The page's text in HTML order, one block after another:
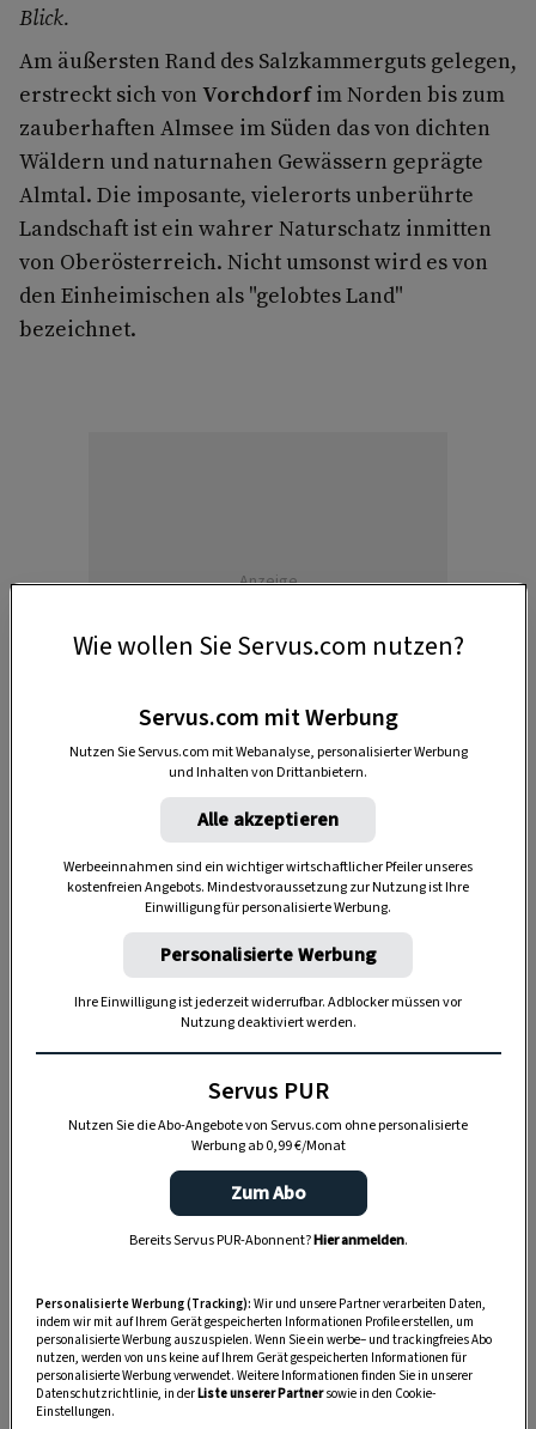
Blick.
Am äußersten Rand des Salzkammerguts gelegen,
erstreckt sich von Vorchdorfim Norden bis zum
zauberhaften Almsee im Süden das von dichten
Wäldern und naturnahen Gewässern geprägte
Almtal. Die imposante, vielerorts unberührte
Landschaft ist ein wahrer Naturschatz inmitten
von Oberösterreich. Nicht umsonst wird es von
den Einheimischen als "gelobtes Land"
bezeichnet.
Anzeige
Die Sendung bei ServusTV On streamen!
Die Sendung„Heimatleuchten“ist immerfreitags ab
auf ServusTV zu sehen. Weitere Infos und die
Sendungen zum Nachsehen gibt es
servustv.com/heimatleuchten.
„Servus Garten“ auf WhatsApp
Nutzen Sie WhatsApp auf Ihrem Handy und lieben es, auf
Wie wollen Sie Servus.com nutzen?
Servus.com mit Werbung
Nutzen Sie Servus.com mit Webanalyse, personalisierter Werbung
und Inhalten von Drittanbietern.
Alle akzeptieren
Werbeeinnahmen sind ein wichtiger wirtschaftlicher Pfeiler unseres
kostenfreien Angebots. Mindestvoraussetzung zur Nutzung ist Ihre
Einwilligung für personalisierte Werbung.
Personalisierte Werbung
Ihre Einwilligung ist jederzeit widerrufbar. Adblocker müssen vor
Nutzung deaktiviert werden.
Servus PUR
Nutzen Sie die Abo-Angebote von Servus.com ohne personalisierte
Werbung ab 0,99 €/Monat
Zum Abo
Bereits Servus PUR-Abonnent?Hier anmelden.
Personalisierte Werbung (Tracking): Wir und unsere Partner verarbeiten Daten,
indem wir mit auf Ihrem Gerät gespeicherten Informationen Profile erstellen, um
personalisierte Werbung auszuspielen. Wenn Sie ein werbe– und trackingfreies Abo
nutzen, werden von uns keine auf Ihrem Gerät gespeicherten Informationen für
personalisierte Werbung verwendet. Weitere Informationen finden Sie in unserer
Datenschutzrichtlinie, in derListe unserer Partnersowie in den Cookie-
Einstellungen.